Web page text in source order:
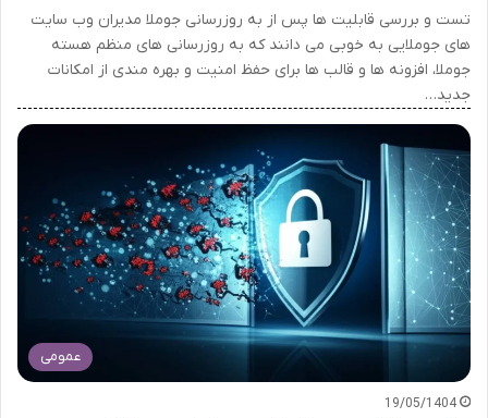
تست و بررسی قابلیت ها پس از به روزرسانی جوملا مدیران وب سایت
های جوملایی به خوبی می دانند که به روزرسانی های منظم هسته
جوملا، افزونه ها و قالب ها برای حفظ امنیت و بهره مندی از امکانات
جدید…
عمومی
19/05/1404